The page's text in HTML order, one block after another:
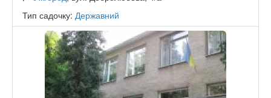
Тип садочку: Державний